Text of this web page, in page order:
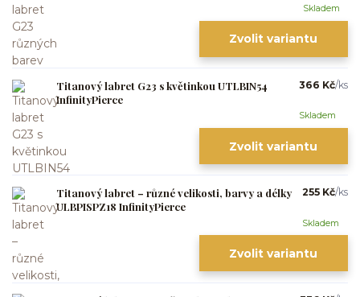
Skladem
Zvolit variantu
Titanový labret G23 s květinkou UTLBIN54
InfinityPierce
366 Kč/ks
Skladem
Zvolit variantu
Titanový labret – různé velikosti, barvy a délky
ULBPISPZ18 InfinityPierce
255 Kč/ks
Skladem
Zvolit variantu